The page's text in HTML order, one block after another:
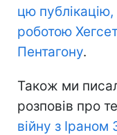
цю
роботою
Пентагону.
Також ми
розповів про
війну з